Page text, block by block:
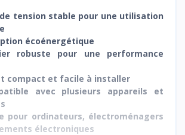
tension stable pour une utilisation
écoénergétique
robuste pour une performance
compact et facile à installer
avec plusieurs appareils et
pour ordinateurs, électroménagers
électroniques